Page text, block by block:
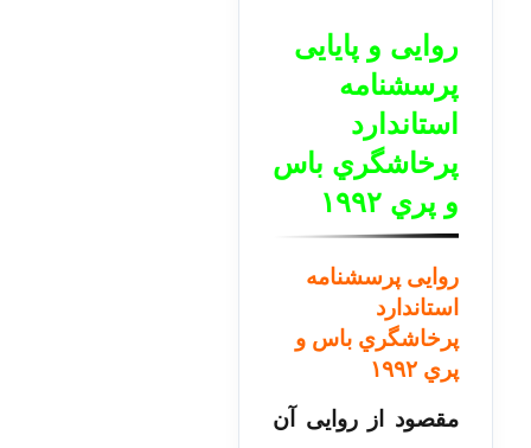
روایی و پایایی
پرسشنامه
استاندارد
پرخاشگري باس
و پري ۱۹۹۲
روایی پرسشنامه
استاندارد
پرخاشگري باس و
پري ۱۹۹۲
مقصود از روایی آن